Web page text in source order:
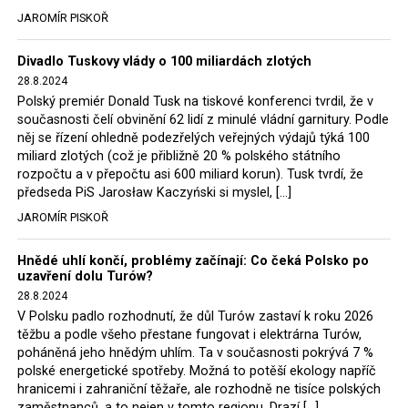
by považovala za vhodné vést diskusi o navázání
finančních dotací na závazek dodržování základních
menšin náleží. A to pro rozpočtovou periodu od roku
2021. Ilustrativně uvedla bezzubost Evropské komise
vůči Polsku a Maďarsku, jimž Evropská komise vyčítá
právě nerespektování zmíněných hodnot, a nemá
nástroje na ovlivnění suverénních zemí. V současnosti
se pro dotace zohledňují jen faktory ekonomické a
technické – nikdo totiž nepředpokládal, že by členský
stát EU mohl relativizovat samotné hodnoty EU. V době
posilování pravicově nacionalistických a různorodě
populistických uskupení, mnohdy podporovaných z
Ruska, považuji za správné hledat nástroje, jež by mohla
EU pro ochranu svých hodnot uplatnit,“ uvedl senátor
TOP 09Tomáš Czernin.
„Jourová? Ta stále nemůže uvěřit svému štěstí, kde se
ocitla a jaký má plat. A tak opakuje, co slyší od Junckera
tehdejší opozice a dnes vládnoucí koalice, jako
místopředseda Občanské platformy (PO) Rafał
Hołownia, přímo řekli, že by se polská vláda měla
tomuto rozhodnutí podřídit.
Rozhodnutí polského ministra spravedlnosti jistě potěší
německé, české a polské ekology, ale i těžaře. Je těžké si
představit, že by o takové věci rozhodoval sám ministr
Bodnar. Musel získat politický souhlas vládnoucí koalice.
Stále jsou totiž platné argumenty Morawieckého vlády,
že důl i elektrárna jsou – kromě zabezpečování cca 7 %
polského energetického mixu – klíčovými podniky, spolu
se svými dceřinými společnostmi zaměstnávají cca pět
tisíc lidí. Navíc s činností dolu a elektrárny nepřímo
souvisí dalších několik desítek tisíc pracovních míst v
regionu. Zelená politika ale opět zvítězila.
Rozhodnutí polského ministra spravedlnosti jistě potěší
JAROMÍR PISKOŘ
Divadlo Tuskovy vlády o 100 miliardách zlotých
28.8.2024
Polský premiér Donald Tusk na tiskové konferenci tvrdil, že v
současnosti čelí obvinění 62 lidí z minulé vládní garnitury. Podle
něj se řízení ohledně podezřelých veřejných výdajů týká 100
miliard zlotých (což je přibližně 20 % polského státního
rozpočtu a v přepočtu asi 600 miliard korun). Tusk tvrdí, že
předseda PiS Jarosław Kaczyński si myslel, […]
JAROMÍR PISKOŘ
Hnědé uhlí končí, problémy začínají: Co čeká Polsko po
uzavření dolu Turów?
28.8.2024
V Polsku padlo rozhodnutí, že důl Turów zastaví k roku 2026
těžbu a podle všeho přestane fungovat i elektrárna Turów,
poháněná jeho hnědým uhlím. Ta v současnosti pokrývá 7 %
polské energetické spotřeby. Možná to potěší ekology napříč
hranicemi i zahraniční těžaře, ale rozhodně ne tisíce polských